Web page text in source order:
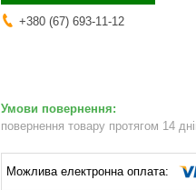
+380 (67) 693-11-12
повернення товару протягом 14